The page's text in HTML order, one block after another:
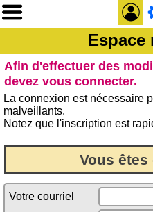
Espace
Afin d'effectuer des
devez vous connecter.
La connexion est nécessaire
malveillants.
Notez que l'inscription est
Vous
Votre courriel